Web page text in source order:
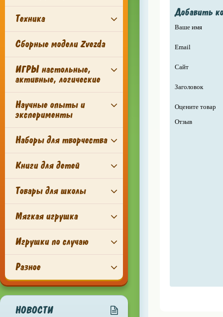
Техника
Сборные модели Zvezda
ИГРЫ настольные,
активные, логические
Научные опыты и
эксперименты
Наборы для творчества
Книги для детей
Товары для школы
Мягкая игрушка
Игрушки по случаю
Разное
НОВОСТИ
Добавить
Ваше имя
Email
Сайт
Заголовок
Оцените товар
Отзыв